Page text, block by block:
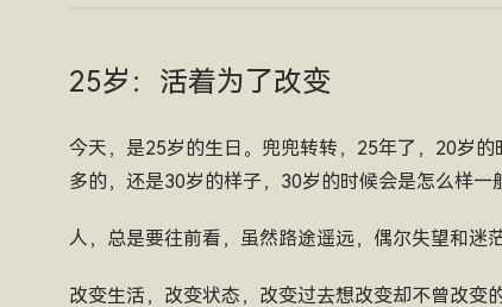
25岁：活着为了改变
今天，是25岁的生日。兜兜转转，25年了，20岁
多的，还是30岁的样子，30岁的时候会是怎么样一
人，总是要往前看，虽然路途遥远，偶尔失望和迷
改变生活，改变状态，改变过去想改变却不曾改变